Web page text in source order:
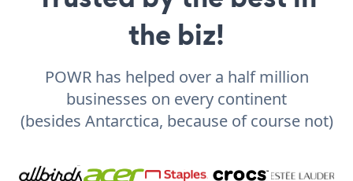
the biz!
POWR has helped over a half million
businesses on every continent
(besides Antarctica, because of course not)